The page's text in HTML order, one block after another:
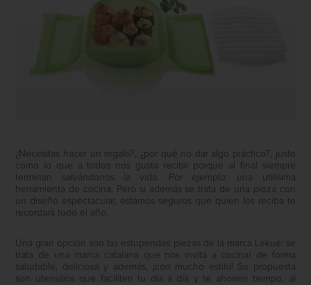
¿Necesitas hacer un regalo?, ¿por qué no dar algo práctico?, justo
como lo que a todos nos gusta recibir porque al final siempre
terminan salvándonos la vida. Por ejemplo: una utilísima
herramienta de cocina. Pero si además se trata de una pieza con
un diseño espectacular, estamos seguros que quien los reciba te
recordará todo el año.
Una gran opción son las estupendas piezas de la marca Lékué: se
trata de una marca catalana que nos invita a cocinar de forma
saludable, deliciosa y además, ¡con mucho estilo! Su propuesta
son utensilios que faciliten tu día a día y te ahorren tiempo, al